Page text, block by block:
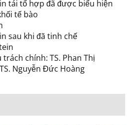
tái tổ hợp đã được biểu hiện
tế bào
sau khi đã tinh chế
trách chính: TS. Phan Thị
Nguyễn Đức Hoàng